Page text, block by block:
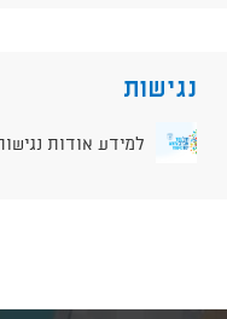
נגישות
למידע אודות